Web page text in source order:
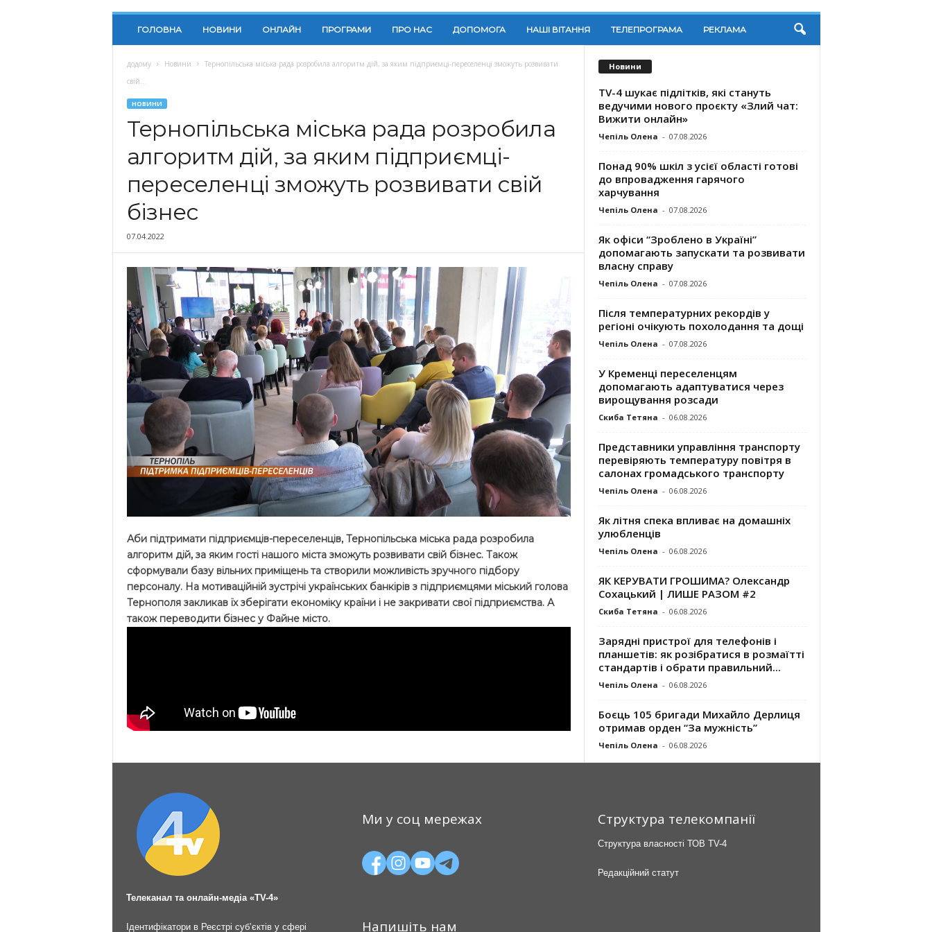
ГОЛОВНА НОВИНИ ОНЛАЙН ПРОГРАМИ ПРО НАС ДОПОМОГА НАШІ ВІТАННЯ ТЕЛЕПРОГРАМА РЕКЛАМА
додому Новини
Тернопільська міська рада розробила алгоритм дій, за яким підприємці-переселенці зможуть розвивати
свій...
НОВИНИ
Тернопільська міська рада розробила
алгоритм дій, за яким підприємці-
переселенці зможуть розвивати свій
бізнес
07.04.2022
Аби підтримати підприємців-переселенців, Тернопільська міська рада розробила
алгоритм дій, за яким гості нашого міста зможуть розвивати свій бізнес. Також
сформували базу вільних приміщень та створили можливість зручного підбору
персоналу. На мотиваційній зустрічі українських банкірів з підприємцями міський голова
Тернополя закликав їх зберігати економіку країни і не закривати свої підприємства. А
також переводити бізнес у Файне місто.
Новини
TV-4 шукає підлітків, які стануть
ведучими нового проєкту «Злий чат:
Вижити онлайн»
Чепіль Олена - 07.08.2026
Понад 90% шкіл з усієї області готові
до впровадження гарячого
харчування
Чепіль Олена - 07.08.2026
Як офіси “Зроблено в Україні”
допомагають запускaти та розвивати
власну справу
Чепіль Олена - 07.08.2026
Після температурних рекордів у
регіоні очікують похолодання та дощі
Чепіль Олена - 07.08.2026
У Кременці переселенцям
допомагають адаптуватися через
вирощування розсади
Скиба Тетяна - 06.08.2026
Представники управління транспорту
перевіряють температуру повітря в
салонах громадського транспорту
Чепіль Олена - 06.08.2026
Як літня спека впливає на домашніх
улюбленців
Чепіль Олена - 06.08.2026
ЯК КЕРУВАТИ ГРОШИМА? Олександр
Сохацький | ЛИШЕ РАЗОМ #2
Скиба Тетяна - 06.08.2026
Зарядні пристрої для телефонів і
планшетів: як розібратися в розмаїтті
стандартів і обрати правильний...
Чепіль Олена - 06.08.2026
Боєць 105 бригади Михайло Дерлиця
отримав орден “За мужність”
Чепіль Олена - 06.08.2026
Телеканал та онлайн-медіа «TV-4»
Ідентифікатори в Реєстрі суб’єктів у сфері
Ми у соц мережах
Напишіть нам
Структура телекомпанії
Структура власності ТОВ TV-4
Редакційний статут